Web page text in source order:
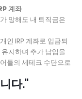
계좌
망해도 내 퇴직금은
인 IRP 계좌로 입금되
지하며 추가 납입을
들의 세테크 수단으로
다."